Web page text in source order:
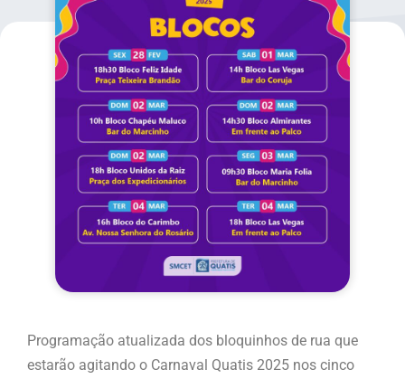
Programação atualizada dos bloquinhos de rua que
estarão agitando o Carnaval Quatis 2025 nos cinco